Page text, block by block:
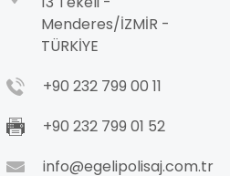
Menderes/İZMİR -
TÜRKİYE
+90 232 799 00 11
+90 232 799 01 52
info@egelipolisaj.com.tr